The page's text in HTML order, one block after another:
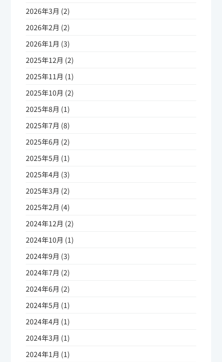
2026年3月 (2)
2026年2月 (2)
2026年1月 (3)
2025年12月 (2)
2025年11月 (1)
2025年10月 (2)
2025年8月 (1)
2025年7月 (8)
2025年6月 (2)
2025年5月 (1)
2025年4月 (3)
2025年3月 (2)
2025年2月 (4)
2024年12月 (2)
2024年10月 (1)
2024年9月 (3)
2024年7月 (2)
2024年6月 (2)
2024年5月 (1)
2024年4月 (1)
2024年3月 (1)
2024年1月 (1)